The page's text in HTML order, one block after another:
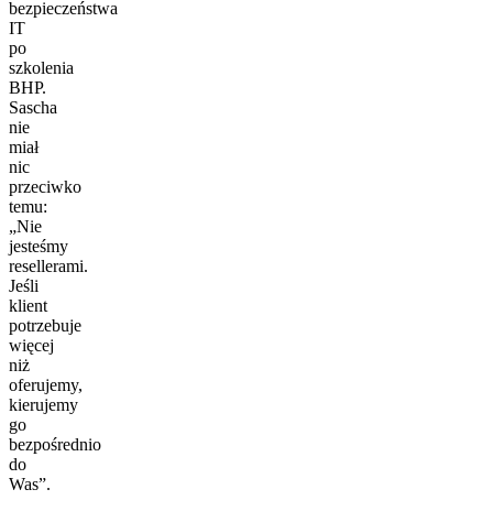
bezpieczeństwa
IT
po
szkolenia
BHP.
Sascha
nie
miał
nic
przeciwko
temu:
„Nie
jesteśmy
resellerami.
Jeśli
klient
potrzebuje
więcej
niż
oferujemy,
kierujemy
go
bezpośrednio
do
Was”.